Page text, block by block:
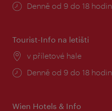
Provozní
Denně od 9 do 18 hodin
Tourist-Info na letišti
Místo:
v příletové hale
Provozní
Denně od 9 do 18 hodin
Wien Hotels & Info